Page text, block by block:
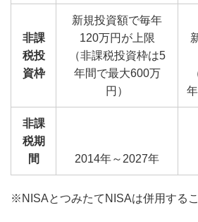
非課
税投
資枠
新規投資額で毎年
120万円が上限
（非課税投資枠は5
年間で最大600万
円）
非課
税期
間
2014年～2027年
※NISAとつみたてNISAは併用するこ